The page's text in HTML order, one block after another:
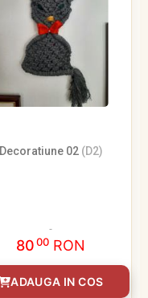
Decoratiune 02 (D2)
8000 RON
ADAUGA IN COS